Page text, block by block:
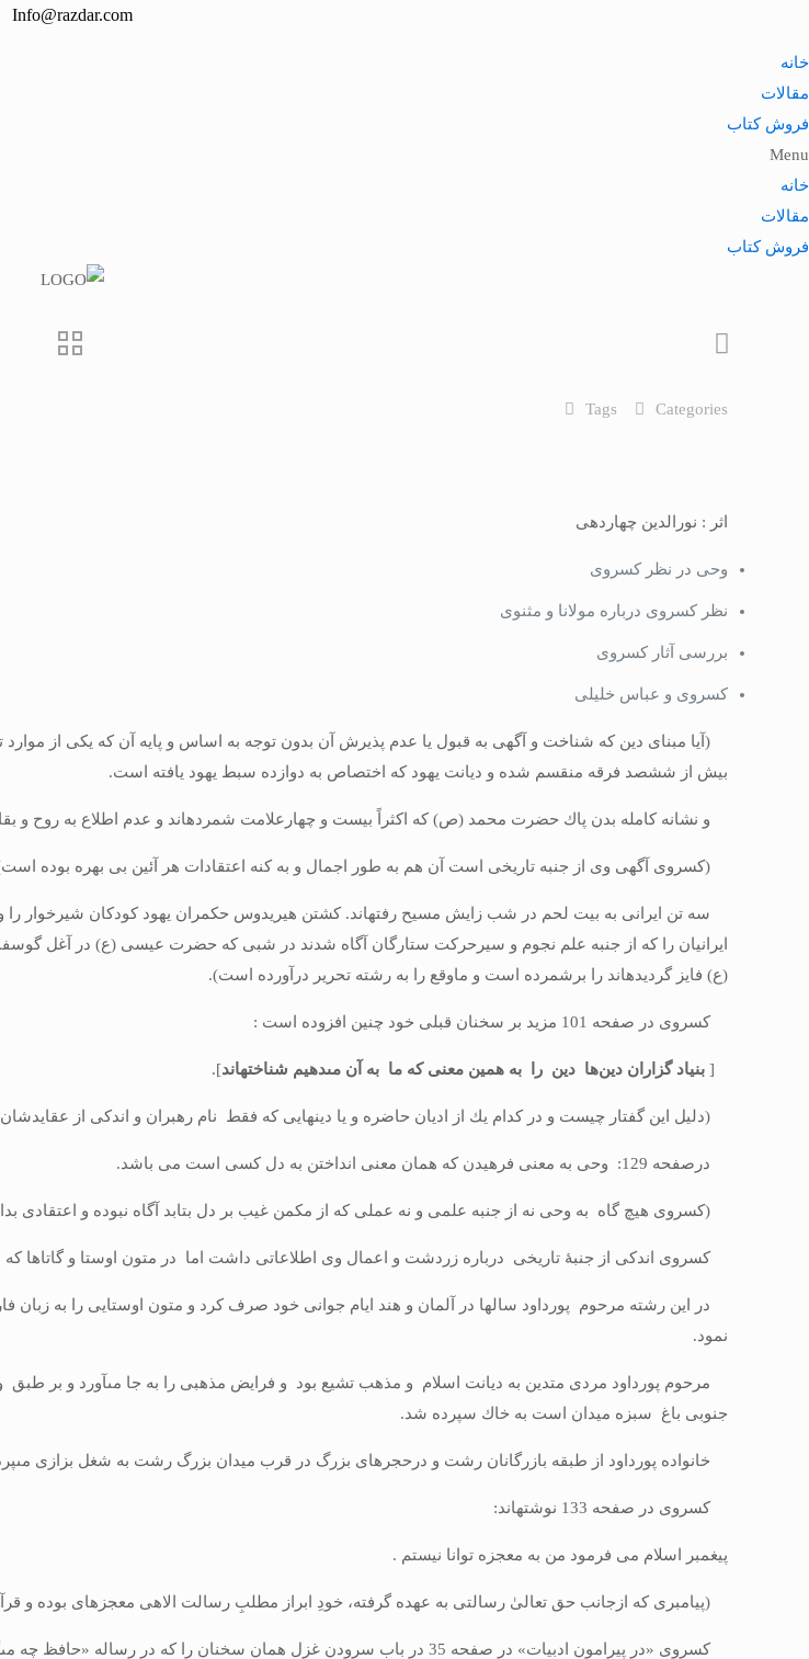
Info@razdar.com
خانه
مقالات
فروش کتاب
Menu
خانه
مقالات
فروش کتاب
Categories
Tags
اثر : نورالدین چهاردهی
وحی در نظر کسروی
نظر کسروی درباره مولانا و مثنوی
بررسی آثار کسروی
کسروی و عباس خلیلی
(آیا مبناى دین كه شناخت و آگهى به قبول یا عدم پذیرش آن بدون توجه به اساس و پایه آن كه یكى از
بیش از ششصد فرقه منقسم شده و دیانت یهود كه اختصاص به دوازده سبط یهود یافته است.
و نشانه كامله بدن پاك حضرت محمد (ص) كه اكثراً بیست و چهارعلامت شمرده‏اند و عدم اطلاع به روح و
(كسروى آگهى وى از جنبه تاریخى است آن‏ هم به طور اجمال و به كنه اعتقادات هر آئین بى بهره بوده
سه تن ایرانى به بیت لحم در شب زایش مسیح رفته‏اند. كشتن هیریدوس حكمران یهود كودكان شیرخوار را و
ایرانیان را كه از جنبه علم نجوم و سیرحركت ستارگان آگاه شدند در شبى كه حضرت عیسى (ع) در آغل
(ع) فایز گردیده‏اند را برشمرده است و ماوقع را به رشته تحریر درآورده است).
كسروى در صفحه 101 مزید بر سخنان قبلى خود چنین افزوده است :
[بنیاد گزاران دین‌ها دین را به همین معنى كه ما به آن مى‏دهیم شناخته‏اند].
(دلیل این گفتار چیست و در كدام یك از ادیان حاضره و یا دین­هایى كه فقط نام رهبران و اندكى از
درصفحه 129: وحى به معنى فرهیدن كه همان معنى انداختن به دل كسى است می باشد.
(كسروى هیچ گاه به وحی نه از جنبه علمى و نه عملى كه از مكمن غیب بر دل بتابد آگاه نبوده و اعتقادى
كسروى اندكى از جنبۀ تاریخی درباره زردشت و اعمال وى اطلاعاتى داشت اما در متون اوستا و گاتاها
در این رشته مرحوم پورداود سالها در آلمان و هند ایام جوانى خود صرف كرد و متون اوستایى را به زبان
نمود.
مرحوم پورداود مردى متدین به دیانت اسلام و مذهب تشیع بود و فرایض مذهبى را به جا مى‏آورد و بر
جنوبى باغ سبزه میدان است به خاك سپرده شد.
خانواده پورداود از طبقه بازرگانان رشت و درحجره‏اى بزرگ در قرب میدان بزرگ رشت به شغل بزازى
كسروى در صفحه 133 نوشته‏اند:
پیغمبر اسلام می فرمود من به معجزه توانا نیستم .
(پیامبرى كه ازجانب حق تعالىٰ رسالتى به عهده گرفته، خودِ ابراز مطلبِ رسالت الاهی معجزه‏اى بوده و
كسروى «در پیرامون ادبیات» در صفحه 35 در باب سرودن غزل همان سخنان را